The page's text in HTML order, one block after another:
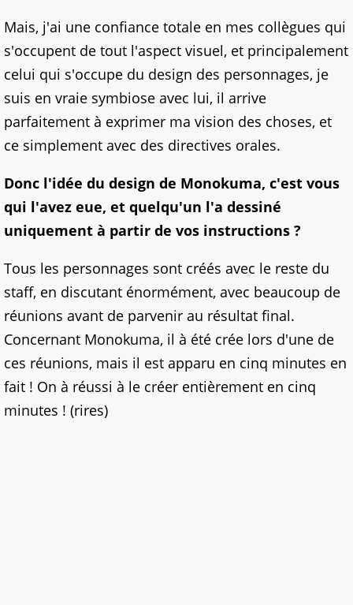
Mais, j'ai une confiance totale en mes collègues qui
s'occupent de tout l'aspect visuel, et principalement
celui qui s'occupe du design des personnages, je
suis en vraie symbiose avec lui, il arrive
parfaitement à exprimer ma vision des choses, et
ce simplement avec des directives orales.
Donc l'idée du design de Monokuma, c'est vous
qui l'avez eue, et quelqu'un l'a dessiné
uniquement à partir de vos instructions ?
Tous les personnages sont créés avec le reste du
staff, en discutant énormément, avec beaucoup de
réunions avant de parvenir au résultat final.
Concernant Monokuma, il à été crée lors d'une de
ces réunions, mais il est apparu en cinq minutes en
fait ! On à réussi à le créer entièrement en cinq
minutes ! (rires)